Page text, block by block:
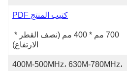
كتيب المنتج PDF
700 مم * 400 مم (نصف القطر *
الارتفاع)
400M-500MHz، 630M-780MHz،